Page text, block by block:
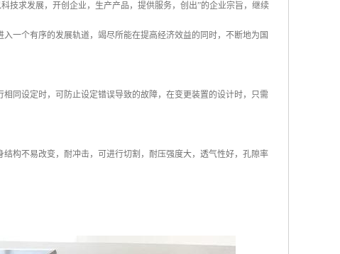
技求发展，开创企业，生产产品，提供服务，创出”的企业宗旨，继续
一个有序的发展轨道，竭尽所能在提高经济效益的同时，不断地为国
同设定时，可防止设定错误导致的故障，在变更装置的设计时，只需
构不易改变，耐冲击，可进行切割，耐压强度大，透气性好，孔隙率